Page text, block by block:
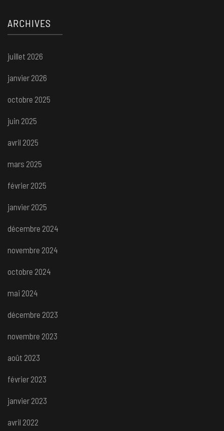
ARCHIVES
juillet 2026
janvier 2026
octobre 2025
juin 2025
avril 2025
mars 2025
février 2025
janvier 2025
décembre 2024
novembre 2024
octobre 2024
mai 2024
décembre 2023
novembre 2023
août 2023
février 2023
janvier 2023
avril 2022